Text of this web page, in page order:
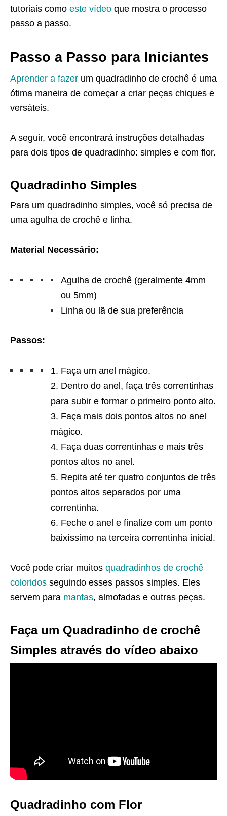
tutoriais como este vídeo que mostra o processo
passo a passo.
Passo a Passo para Iniciantes
Aprender a fazer um quadradinho de crochê é uma
ótima maneira de começar a criar peças chiques e
versáteis.
A seguir, você encontrará instruções detalhadas
para dois tipos de quadradinho: simples e com flor.
Quadradinho Simples
Para um quadradinho simples, você só precisa de
uma agulha de crochê e linha.
Material Necessário:
Agulha de crochê (geralmente 4mm
ou 5mm)
Linha ou lã de sua preferência
Passos:
Faça um anel mágico.
Dentro do anel, faça três correntinhas
para subir e formar o primeiro ponto alto.
Faça mais dois pontos altos no anel
mágico.
Faça duas correntinhas e mais três
pontos altos no anel.
Repita até ter quatro conjuntos de três
pontos altos separados por uma
correntinha.
Feche o anel e finalize com um ponto
baixíssimo na terceira correntinha inicial.
Você pode criar muitos quadradinhos de crochê
coloridos seguindo esses passos simples. Eles
servem para mantas, almofadas e outras peças.
Faça um Quadradinho de crochê
Simples através do vídeo abaixo
Quadradinho com Flor